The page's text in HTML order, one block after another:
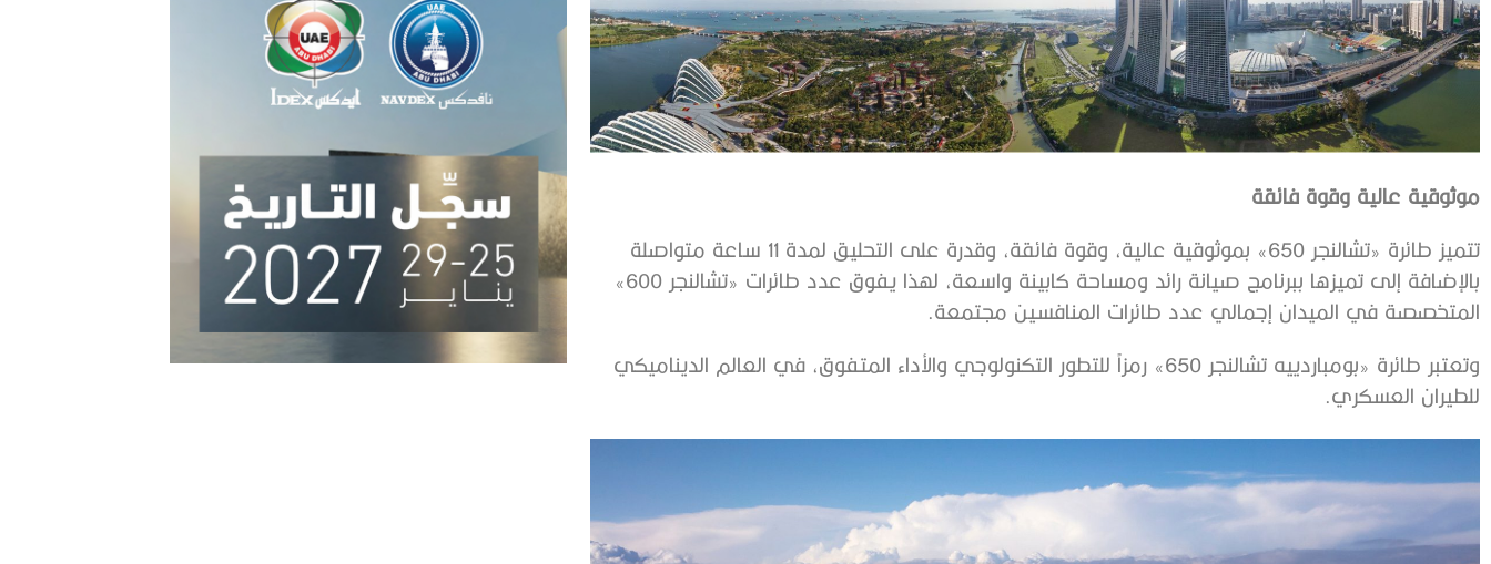
موثوقية عالية وقوة فائقة
تتميز طائرة «تشالنجر 650» بموثوقية عالية، وقوة فائقة، وقدرة على التحليق لمدة 11 ساعة متواصلة
بالإضافة إلى تميزها ببرنامج صيانة رائد ومساحة كابينة واسعة، لهذا يفوق عدد طائرات «تشالنجر 600»
المتخصصة في الميدان إجمالي عدد طائرات المنافسين مجتمعة.
وتعتبر طائرة «بومباردييه تشالنجر 650» رمزاً للتطور التكنولوجي والأداء المتفوق، في العالم الديناميكي
للطيران العسكري.